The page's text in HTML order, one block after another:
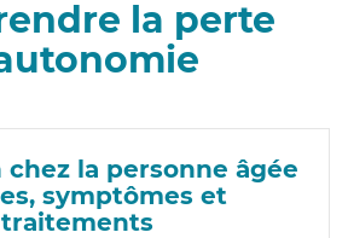
la perte
chez la personne âgée
symptômes et
traitements